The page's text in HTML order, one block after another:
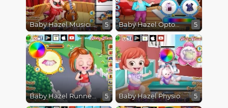
Baby Hazel Musician Dressup 5 Baby Hazel Optometrist Dressup 5
Baby Hazel Runner Dressup 5 Baby Hazel Physiotherapist Dressup 5